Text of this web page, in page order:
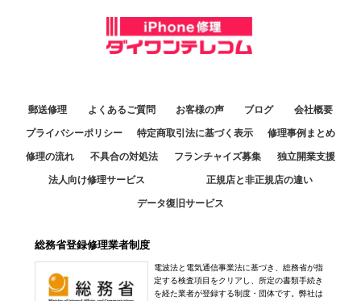
郵送修理 よくあるご質問 お客様の声 ブログ 会社概要
プライバシーポリシー 特定商取引法に基づく表示 修理事例まとめ
修理の流れ 不具合の対処法 フランチャイズ募集 独立開業支援
法人向け修理サービス 正規店と非正規店の違い
データ復旧サービス
総務省登録修理業者制度
電波法と電気通信事業法に基づき、総務省が指
定する検査項目をクリアし、所定の書類手続き
を経た業者が登録する制度・団体です。弊社は